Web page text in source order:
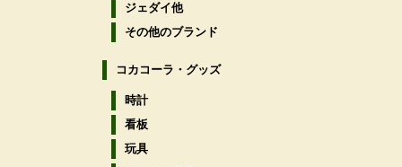
ジェダイ他
その他のブランド
コカコーラ・グッズ
時計
看板
玩具